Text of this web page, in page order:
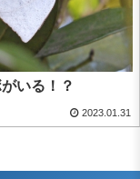
がいる！？
2023.01.31